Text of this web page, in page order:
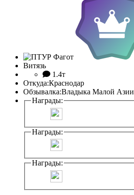
Витязь
1.4т
Откуда:Краснодар
Обзывалка:Владыка Малой Азии
Награды:
Награды:
Награды: